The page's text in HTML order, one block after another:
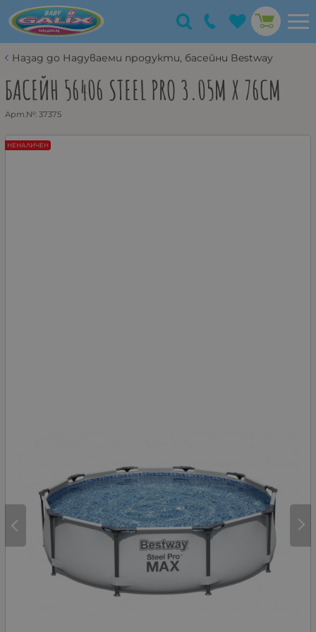
Назад до Надуваеми продукти, басейни Bestway
БАСЕЙН 56406 STEEL PRO 3.05M X 76CM
Арт.№: 37375
НЕНАЛИЧЕН